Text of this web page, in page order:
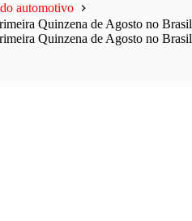
automotivo
Quinzena de Agosto no Brasil
Quinzena de Agosto no Brasil